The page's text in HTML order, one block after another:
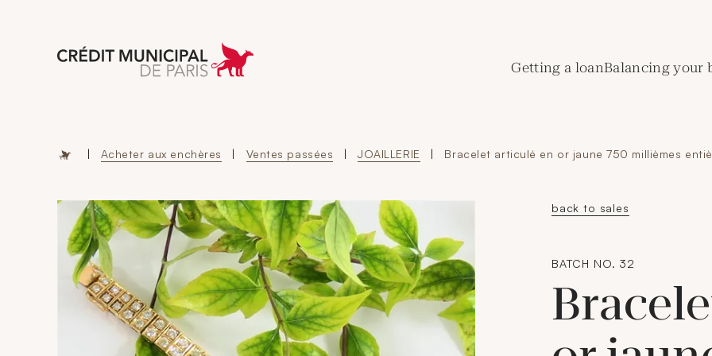
Aller à l'accueil de Crédit Municipal de Paris
Getting a loanBalancing your
| Acheter aux enchères | Ventes passées | JOAILLERIE | Bracelet articulé en or jaune 750 millièmes
back to sales
BATCH NO. 32